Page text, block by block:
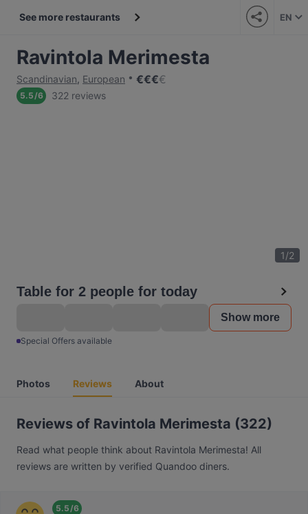
See more restaurants EN
Ravintola Merimesta
Scandinavian, European €€€€
5.5/6 322 reviews
1/2
Table for 2 people for today
Show more
Special Offers available
Photos Reviews About
Reviews of Ravintola Merimesta (322)
Read what people think about Ravintola Merimesta! All
reviews are written by verified Quandoo diners.
5.5/6